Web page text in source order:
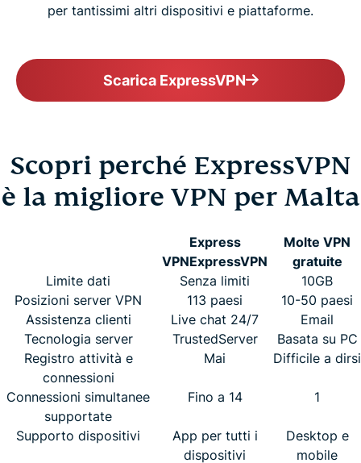
per tantissimi altri dispositivi e piattaforme.
Scarica ExpressVPN
Scopri perché ExpressVPN
è la migliore VPN per Malta
Express
VPNExpressVPN
Molte VPN
gratuite
Limite dati
Senza limiti
10GB
Posizioni server VPN
113 paesi
10-50 paesi
Assistenza clienti
Live chat 24/7
Email
Tecnologia server
TrustedServer
Basata su PC
Registro attività e
connessioni
Mai Difficile a dirsi
Connessioni simultanee
supportate
Fino a 14 1
Supporto dispositivi
App per tutti i
dispositivi
Desktop e
mobile